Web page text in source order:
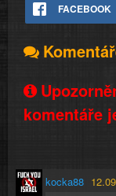
FACEBOOK
komentáře
kocka88